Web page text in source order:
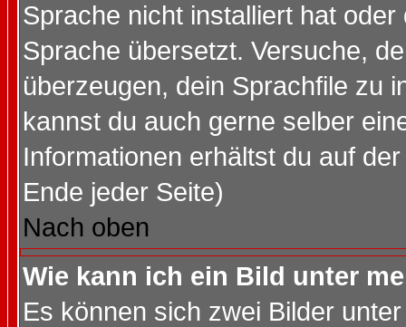
Sprache nicht installiert hat
Sprache übersetzt. Versuche,
überzeugen, dein Sprachfile zu
kannst du auch gerne selber
Informationen erhältst du auf
Ende jeder Seite)
Nach oben
Wie kann ich ein Bild unter
Es können sich zwei Bilder